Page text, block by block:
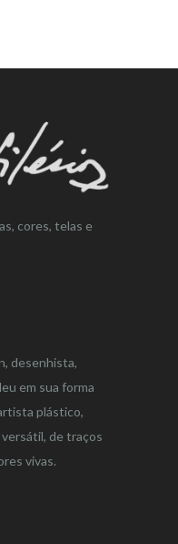
cores, telas e
desenhista,
em sua forma
plástico,
de traços
vivas.